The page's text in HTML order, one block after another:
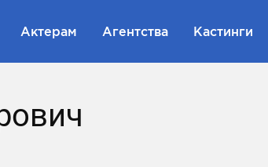
Актерам Агентства Кастинги